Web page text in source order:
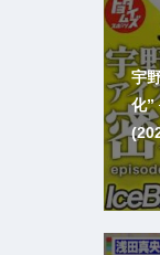
宇
化